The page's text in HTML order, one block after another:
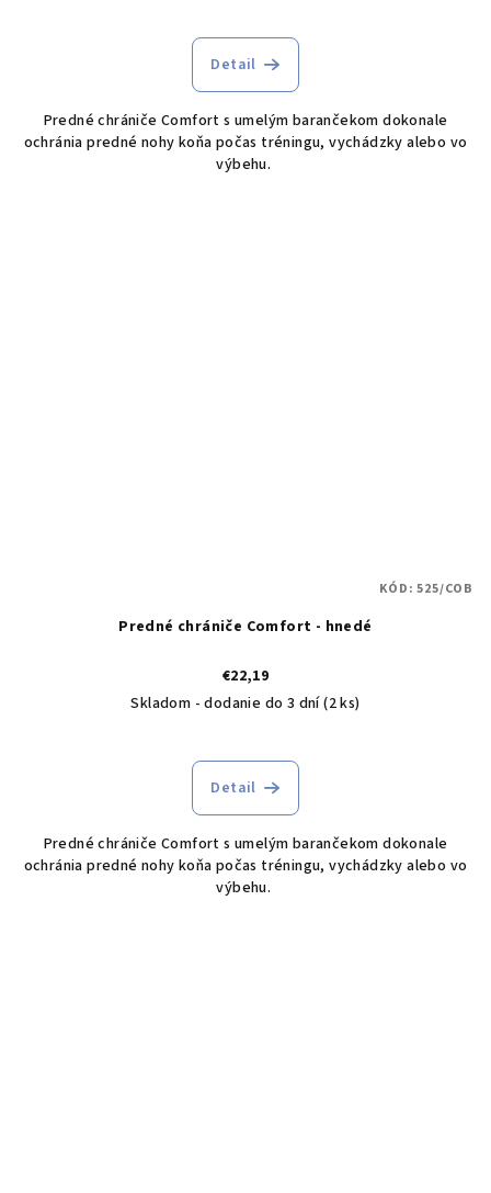
Detail
Predné chrániče Comfort s umelým barančekom dokonale
ochránia predné nohy koňa počas tréningu, vychádzky alebo vo
výbehu.
Predné chrániče Comfort - hnedé
€22,19
Skladom - dodanie do 3 dní(2 ks)
Detail
Predné chrániče Comfort s umelým barančekom dokonale
ochránia predné nohy koňa počas tréningu, vychádzky alebo vo
výbehu.
KÓD:525/COB